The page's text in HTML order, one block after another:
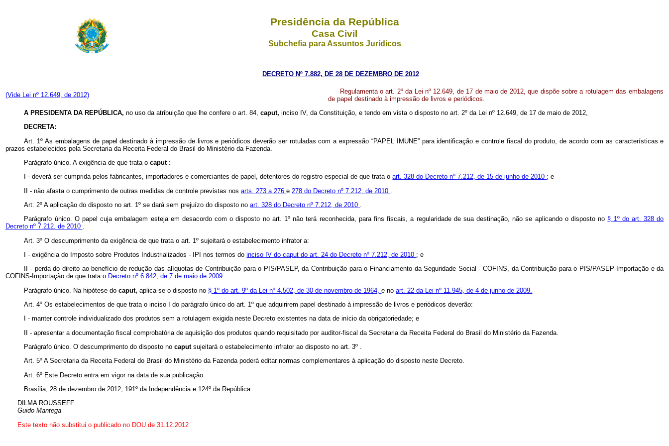
Presidência da República
Casa Civil
Subchefia para Assuntos Jurídicos
DECRETO Nº 7.882, DE 28 DE DEZEMBRO DE 2012
(Vide Lei nº 12.649, de 2012)
Regulamenta o art. 2º da Lei nº 12.649, de 17 de maio de 2012, que dispõe sobre a rotulagem das embalagens
de papel destinado à impressão de livros e periódicos.
A PRESIDENTA DA REPÚBLICA,no uso da atribuição que lhe confere o art. 84,caput,inciso IV, da Constituição, e tendo em vista o disposto no art. 2º da Lei nº 12.649, de 17 de maio de 2012,
DECRETA:
Art. 1º As embalagens de papel destinado à impressão de livros e periódicos deverão ser rotuladas com a expressão “PAPEL IMUNE” para identificação e controle fiscal do produto, de acordo com as características e
prazos estabelecidos pela Secretaria da Receita Federal do Brasil do Ministério da Fazenda.
Parágrafo único. A exigência de que trata ocaput :
I - deverá ser cumprida pelosfabricantes, importadores e comerciantes de papel, detentores do registro especial de que trata oart. 328 do Decreto nº7.212, de 15 de junho de2010 ; e
II -não afasta o cumprimento de outras medidas de controle previstas nosarts. 273 a 276e 278 do Decreto nº 7.212, de 2010
Art. 2º A aplicação do disposto no art. 1º se dará sem prejuízo do disposto noart. 328 do Decreto nº 7.212, de 2010
Parágrafo único. O papel cuja embalagem esteja em desacordo com o disposto no art. 1º não terá reconhecida, para fins fiscais, a regularidade de sua destinação, não se aplicando o disposto no § 1º do art. 328 do
Decreto nº 7.212, de 2010 .
Art. 3º O descumprimento da exigência de que trata o art. 1º sujeitará o estabelecimento infrator a:
I - exigência do Imposto sobre Produtos Industrializados - IPI nos termos doinciso IV do caput do art. 24 do Decreto nº 7.212, de 2010 ; e
II - perda do direito ao benefício de redução das alíquotas de Contribuição para o PIS/PASEP, da Contribuição para o Financiamento da Seguridade Social - COFINS, da Contribuição para o PIS/PASEP-Importação e da
COFINS-Importação de que trata o Decreto nº 6.842, de 7 de maio de 2009.
Parágrafo único. Na hipótese docaput,aplica-se o disposto no § 1º do art. 9º da Lei nº 4.502, de 30 de novembro de 1964,e noart. 22 da Lei nº 11.945, de 4 de junho de 2009.
Art. 4º Os estabelecimentos de que trata o inciso I do parágrafo único do art. 1º que adquirirem papel destinado à impressão de livros e periódicos deverão:
I - manter controle individualizado dos produtos sem a rotulagem exigida neste Decreto existentes na data de início da obrigatoriedade; e
II - apresentar a documentação fiscal comprobatória de aquisição dos produtos quando requisitado por auditor-fiscal da Secretaria da Receita Federal do Brasil do Ministério da Fazenda.
Parágrafo único. O descumprimento do disposto nocaputsujeitará o estabelecimento infrator ao disposto no art. 3º .
Art. 5º A Secretaria da Receita Federal do Brasil do Ministério da Fazenda poderá editar normas complementares à aplicação do disposto neste Decreto.
Art. 6º Este Decreto entra em vigor na data de sua publicação.
Brasília, 28 de dezembro de 2012; 191º da Independência e 124º da República.
DILMA ROUSSEFF
Guido Mantega
Este texto não substitui o publicado no DOU de 31.12.2012